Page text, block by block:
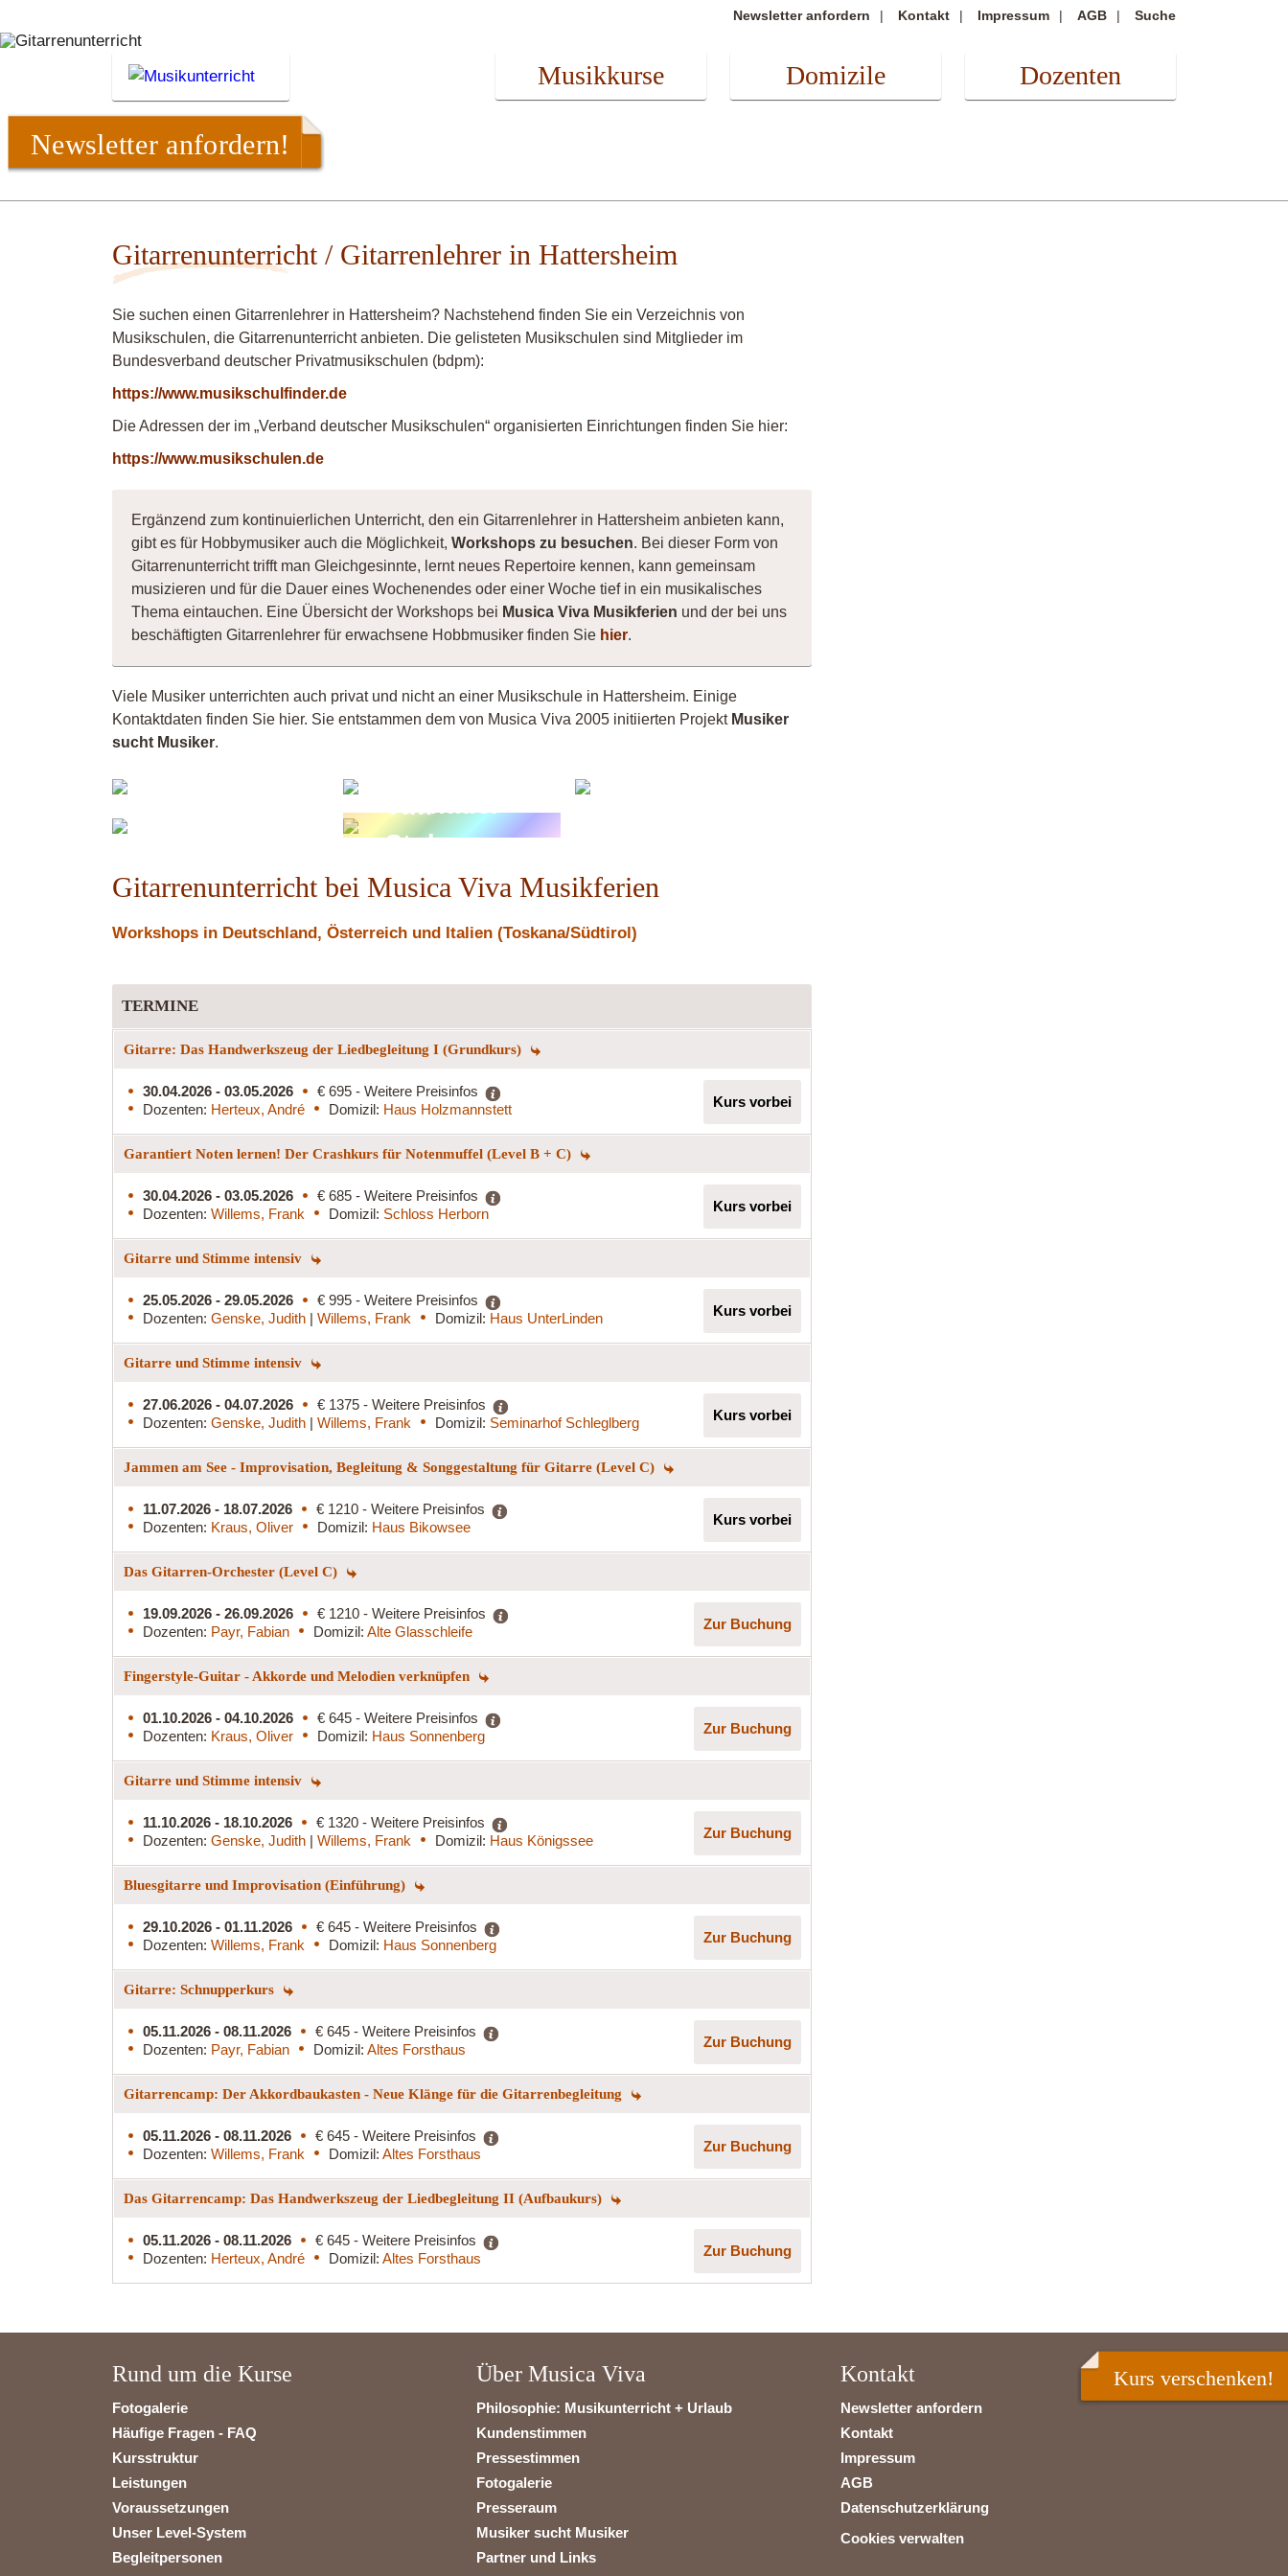
Newsletter anfordern Kontakt Impressum AGB Suche
Musikkurse Domizile Dozenten
Newsletter anfordern!
Gitarrenunterricht / Gitarrenlehrer in Hattersheim
Sie suchen einen Gitarrenlehrer in Hattersheim? Nachstehend finden Sie ein Verzeichnis von
Musikschulen, die Gitarrenunterricht anbieten. Die gelisteten Musikschulen sind Mitglieder im
Bundesverband deutscher Privatmusikschulen (bdpm):
https://www.musikschulfinder.de
Die Adressen der im „Verband deutscher Musikschulen“ organisierten Einrichtungen finden Sie hier:
https://www.musikschulen.de
Ergänzend zum kontinuierlichen Unterricht, den ein Gitarrenlehrer in Hattersheim anbieten kann,
gibt es für Hobbymusiker auch die Möglichkeit, Workshops zu besuchen. Bei dieser Form von
Gitarrenunterricht trifft man Gleichgesinnte, lernt neues Repertoire kennen, kann gemeinsam
musizieren und für die Dauer eines Wochenendes oder einer Woche tief in ein musikalisches
Thema eintauchen. Eine Übersicht der Workshops bei Musica Viva Musikferien und der bei uns
beschäftigten Gitarrenlehrer für erwachsene Hobbmusiker finden Sie hier.
Viele Musiker unterrichten auch privat und nicht an einer Musikschule in Hattersheim. Einige
Kontaktdaten finden Sie hier. Sie entstammen dem von Musica Viva 2005 initiierten Projekt Musiker
sucht Musiker.
Schader
Tim
Stolzmann
Gitarrenunterricht bei Musica Viva Musikferien
Workshops in Deutschland, Österreich und Italien (Toskana/Südtirol)
TERMINE
Gitarre: Das Handwerkszeug der Liedbegleitung I (Grundkurs)
30.04.2026 - 03.05.2026
€ 695 - Weitere Preisinfos
Dozenten: Herteux, André Domizil: Haus Holzmannstett Kurs vorbei
Garantiert Noten lernen! Der Crashkurs für Notenmuffel (Level B + C)
30.04.2026 - 03.05.2026
€ 685 - Weitere Preisinfos
Dozenten: Willems, Frank Domizil: Schloss Herborn Kurs vorbei
Gitarre und Stimme intensiv
25.05.2026 - 29.05.2026
€ 995 - Weitere Preisinfos
Dozenten: Genske, Judith | Willems, Frank Domizil: Haus UnterLinden Kurs vorbei
Gitarre und Stimme intensiv
27.06.2026 - 04.07.2026
€ 1375 - Weitere Preisinfos
Dozenten: Genske, Judith | Willems, Frank Domizil: Seminarhof Schleglberg Kurs vorbei
Jammen am See - Improvisation, Begleitung & Songgestaltung für Gitarre (Level C)
11.07.2026 - 18.07.2026
€ 1210 - Weitere Preisinfos
Dozenten: Kraus, Oliver Domizil: Haus Bikowsee Kurs vorbei
Das Gitarren-Orchester (Level C)
19.09.2026 - 26.09.2026
€ 1210 - Weitere Preisinfos
Dozenten: Payr, Fabian Domizil: Alte Glasschleife Zur Buchung
Fingerstyle-Guitar - Akkorde und Melodien verknüpfen
01.10.2026 - 04.10.2026
€ 645 - Weitere Preisinfos
Dozenten: Kraus, Oliver Domizil: Haus Sonnenberg Zur Buchung
Gitarre und Stimme intensiv
11.10.2026 - 18.10.2026
€ 1320 - Weitere Preisinfos
Dozenten: Genske, Judith | Willems, Frank Domizil: Haus Königssee Zur Buchung
Bluesgitarre und Improvisation (Einführung)
29.10.2026 - 01.11.2026
€ 645 - Weitere Preisinfos
Dozenten: Willems, Frank Domizil: Haus Sonnenberg Zur Buchung
Gitarre: Schnupperkurs
05.11.2026 - 08.11.2026
€ 645 - Weitere Preisinfos
Dozenten: Payr, Fabian Domizil: Altes Forsthaus Zur Buchung
Gitarrencamp: Der Akkordbaukasten - Neue Klänge für die Gitarrenbegleitung
05.11.2026 - 08.11.2026
€ 645 - Weitere Preisinfos
Dozenten: Willems, Frank Domizil: Altes Forsthaus Zur Buchung
Das Gitarrencamp: Das Handwerkszeug der Liedbegleitung II (Aufbaukurs)
05.11.2026 - 08.11.2026
€ 645 - Weitere Preisinfos
Dozenten: Herteux, André Domizil: Altes Forsthaus Zur Buchung
Rund um die Kurse
Fotogalerie
Häufige Fragen - FAQ
Kursstruktur
Leistungen
Voraussetzungen
Unser Level-System
Begleitpersonen
Über Musica Viva
Philosophie: Musikunterricht + Urlaub
Kundenstimmen
Pressestimmen
Fotogalerie
Presseraum
Musiker sucht Musiker
Partner und Links
Kontakt
Newsletter anfordern
Kontakt
Impressum
AGB
Datenschutzerklärung
Cookies verwalten
Kurs verschenken!